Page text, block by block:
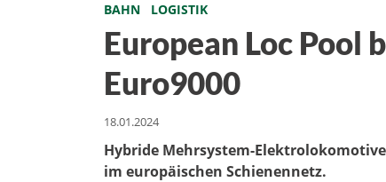
BAHN LOGISTIK
European Loc Pool
Euro9000
18.01.2024
Hybride Mehrsystem-
im europäischen Schienennetz.